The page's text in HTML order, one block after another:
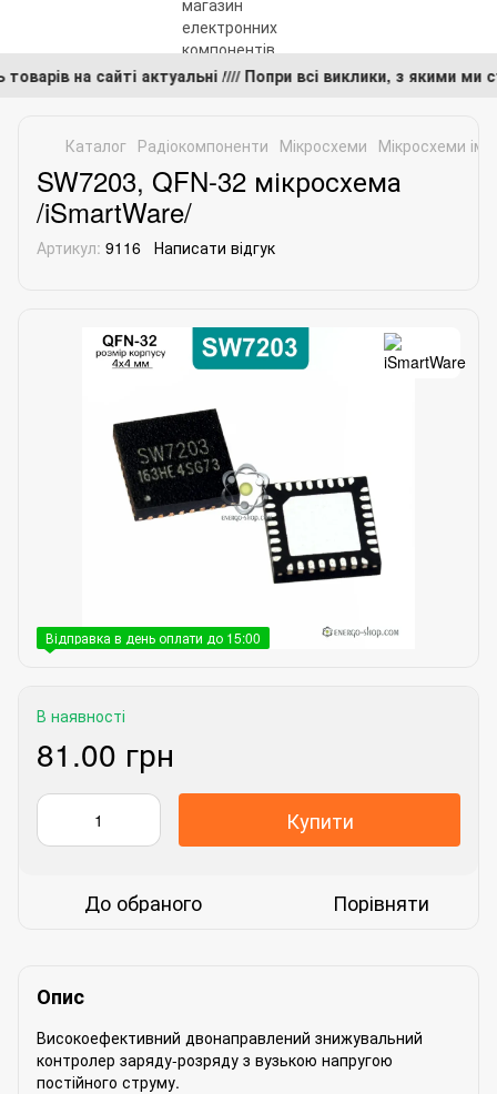
на сайті актуальні //// Попри всі виклики, з якими
Каталог Радіокомпоненти Мікросхеми Мікросхеми
SW7203, QFN-32 мікросхема
/iSmartWare/
Артикул: 9116 Написати відгук
Відправка в день оплати до 15:00
В наявності
81.00 грн
Купити
До обраного Порівняти
Опис
Високоефективний двонаправлений знижувальний
контролер заряду-розряду з вузькою напругою
постійного струму.